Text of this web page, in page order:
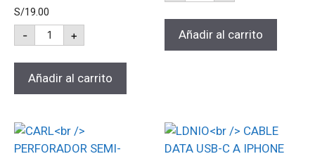
S/19.00
- +
Añadir al carrito
Añadir al carrito